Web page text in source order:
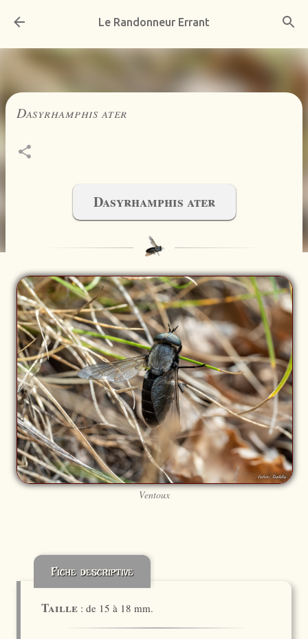
Accéder au contenu principal
Le Randonneur Errant
Dasyrhamphis ater
Dasyrhamphis ater
Ventoux
Fiche descriptive
Taille : de 15 à 18 mm.